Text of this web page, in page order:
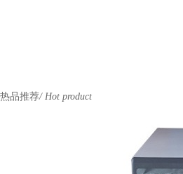
热品推荐/ Hot product